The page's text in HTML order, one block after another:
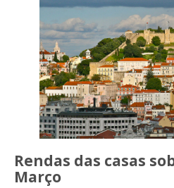
Rendas das casas
Março